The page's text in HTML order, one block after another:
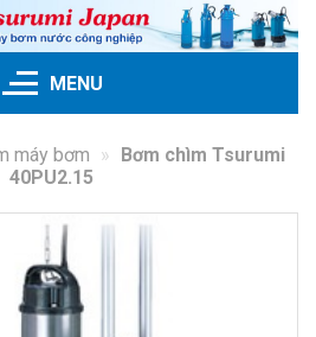
MENU
máy bơm » Bơm chìm Tsurumi
40PU2.15